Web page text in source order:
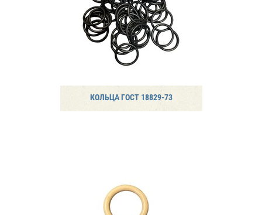
КОЛЬЦА ГОСТ 18829-73